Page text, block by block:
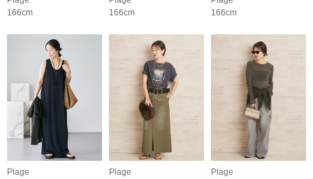
166cm
166cm
166cm
Plage
Plage
Plage